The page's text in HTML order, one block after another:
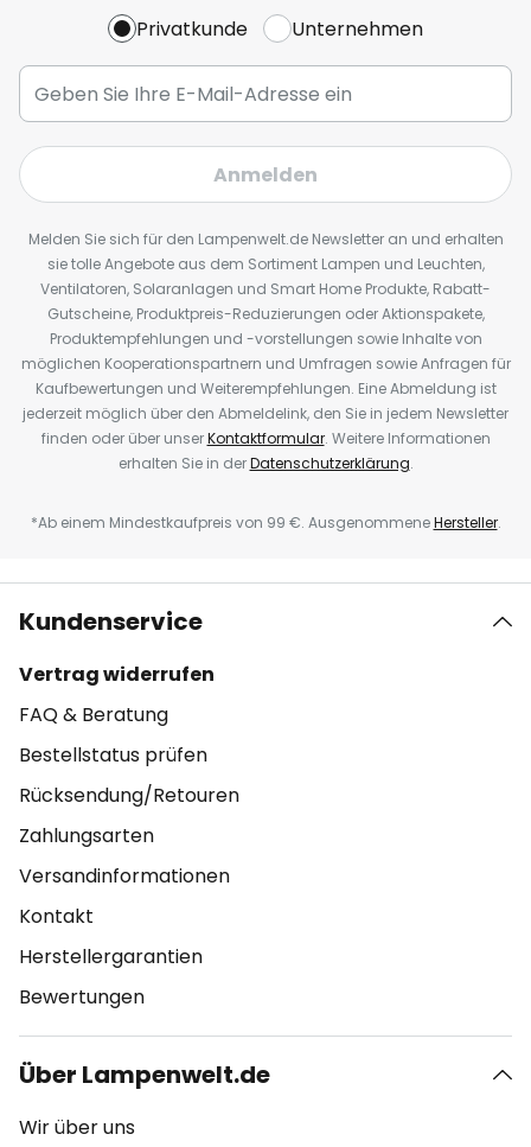
Privatkunde Unternehmen
Anmelden
Melden Sie sich für den Lampenwelt.de Newsletter an und erhalten
sie tolle Angebote aus dem Sortiment Lampen und Leuchten,
Ventilatoren, Solaranlagen und Smart Home Produkte, Rabatt-
Gutscheine, Produktpreis-Reduzierungen oder Aktionspakete,
Produktempfehlungen und -vorstellungen sowie Inhalte von
möglichen Kooperationspartnern und Umfragen sowie Anfragen für
Kaufbewertungen und Weiterempfehlungen. Eine Abmeldung ist
jederzeit möglich über den Abmeldelink, den Sie in jedem Newsletter
finden oder über unserKontaktformular. Weitere Informationen
erhalten Sie in derDatenschutzerklärung.
*Ab einem Mindestkaufpreis von 99 €. AusgenommeneHersteller.
Kundenservice
Vertrag widerrufen
FAQ & Beratung
Bestellstatus prüfen
Rücksendung/Retouren
Zahlungsarten
Versandinformationen
Kontakt
Herstellergarantien
Bewertungen
Über Lampenwelt.de
Wir über uns